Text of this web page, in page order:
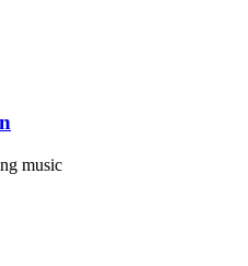
music